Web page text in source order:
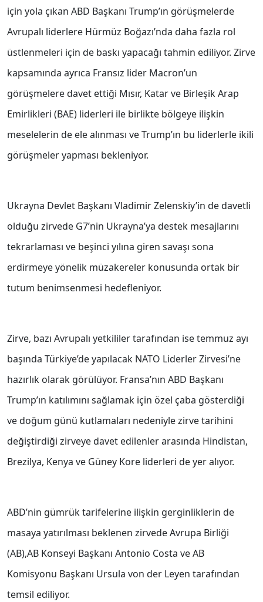
için yola çıkan ABD Başkanı Trump’ın görüşmelerde
Avrupalı liderlere Hürmüz Boğazı’nda daha fazla rol
üstlenmeleri için de baskı yapacağı tahmin ediliyor. Zirve
kapsamında ayrıca Fransız lider Macron’un
görüşmelere davet ettiği Mısır, Katar ve Birleşik Arap
Emirlikleri (BAE) liderleri ile birlikte bölgeye ilişkin
meselelerin de ele alınması ve Trump’ın bu liderlerle ikili
görüşmeler yapması bekleniyor.
Ukrayna Devlet Başkanı Vladimir Zelenskiy’in de davetli
olduğu zirvede G7’nin Ukrayna’ya destek mesajlarını
tekrarlaması ve beşinci yılına giren savaşı sona
erdirmeye yönelik müzakereler konusunda ortak bir
tutum benimsenmesi hedefleniyor.
Zirve, bazı Avrupalı yetkililer tarafından ise temmuz ayı
başında Türkiye’de yapılacak NATO Liderler Zirvesi’ne
hazırlık olarak görülüyor. Fransa’nın ABD Başkanı
Trump’ın katılımını sağlamak için özel çaba gösterdiği
ve doğum günü kutlamaları nedeniyle zirve tarihini
değiştirdiği zirveye davet edilenler arasında Hindistan,
Brezilya, Kenya ve Güney Kore liderleri de yer alıyor.
ABD’nin gümrük tarifelerine ilişkin gerginliklerin de
masaya yatırılması beklenen zirvede Avrupa Birliği
(AB),AB Konseyi Başkanı Antonio Costa ve AB
Komisyonu Başkanı Ursula von der Leyen tarafından
temsil ediliyor.